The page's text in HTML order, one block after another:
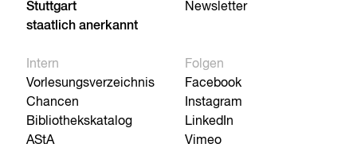
Stuttgart
staatlich anerkannt
Newsletter
Intern
Vorlesungsverzeichnis
Chancen
Bibliothekskatalog
AStA
Folgen
Facebook
Instagram
LinkedIn
Vimeo